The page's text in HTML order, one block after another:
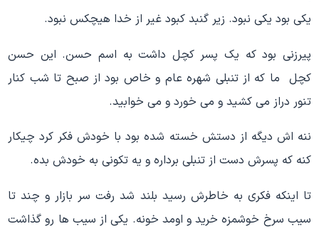
یکی بود یکی نبود. زیر گنبد کبود غیر از خدا هیچکس نبود.
پیرزنی بود که یک پسر کچل داشت به اسم حسن. این حسن
کچل ما که از تنبلی شهره عام و خاص بود از صبح تا شب کنار
تنور دراز می کشید و می خورد و می خوابید.
ننه اش دیگه از دستش خسته شده بود با خودش فکر کرد چیکار
کنه که پسرش دست از تنبلی برداره و یه تکونی به خودش بده.
تا اینکه فکری به خاطرش رسید بلند شد رفت سر بازار و چند تا
سیب سرخ خوشمزه خرید و اومد خونه. یکی از سیب ها رو گذاشت